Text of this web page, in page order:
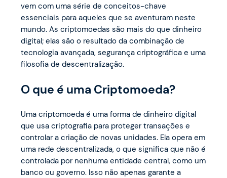
vem com uma série de conceitos-chave
essenciais para aqueles que se aventuram neste
mundo. As criptomoedas são mais do que dinheiro
digital; elas são o resultado da combinação de
tecnologia avançada, segurança criptográfica e uma
filosofia de descentralização.
O que é uma Criptomoeda?
Uma criptomoeda é uma forma de dinheiro digital
que usa criptografia para proteger transações e
controlar a criação de novas unidades. Ela opera em
uma rede descentralizada, o que significa que não é
controlada por nenhuma entidade central, como um
banco ou governo. Isso não apenas garante a